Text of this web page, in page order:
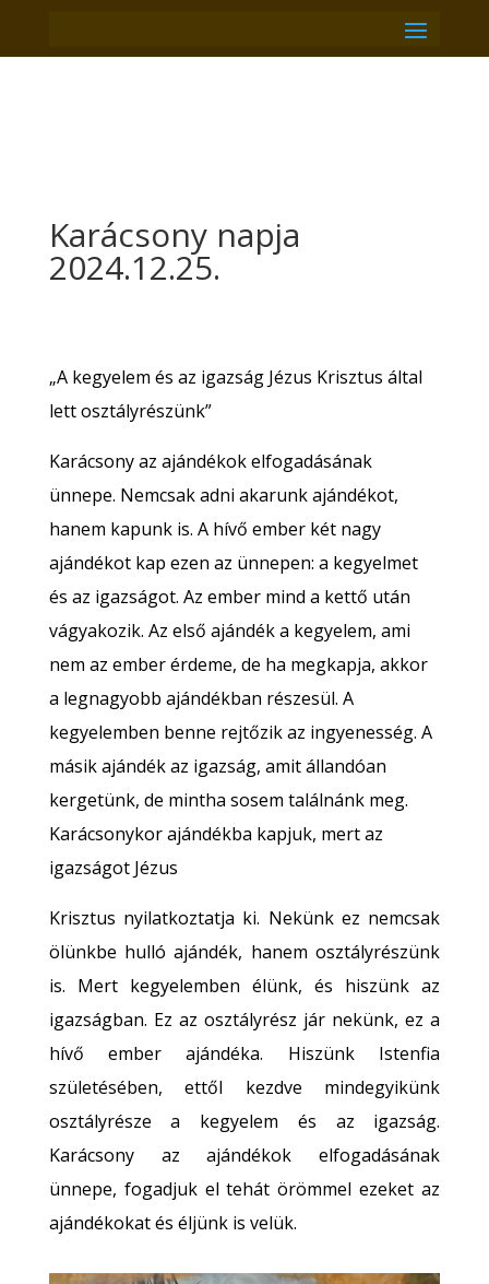
Karácsony napja
2024.12.25.
„A kegyelem és az igazság Jézus Krisztus által
lett osztályrészünk”
Karácsony az ajándékok elfogadásának
ünnepe. Nemcsak adni akarunk ajándékot,
hanem kapunk is. A hívő ember két nagy
ajándékot kap ezen az ünnepen: a kegyelmet
és az igazságot. Az ember mind a kettő után
vágyakozik. Az első ajándék a kegyelem, ami
nem az ember érdeme, de ha megkapja, akkor
a legnagyobb ajándékban részesül. A
kegyelemben benne rejtőzik az ingyenesség. A
másik ajándék az igazság, amit állandóan
kergetünk, de mintha sosem találnánk meg.
Karácsonykor ajándékba kapjuk, mert az
igazságot Jézus
Krisztus nyilatkoztatja ki. Nekünk ez nemcsak
ölünkbe hulló ajándék, hanem osztályrészünk
is. Mert kegyelemben élünk, és hiszünk az
igazságban. Ez az osztályrész jár nekünk, ez a
hívő ember ajándéka. Hiszünk Istenfia
születésében, ettől kezdve mindegyikünk
osztályrésze a kegyelem és az igazság.
Karácsony az ajándékok elfogadásának
ünnepe, fogadjuk el tehát örömmel ezeket az
ajándékokat és éljünk is velük.